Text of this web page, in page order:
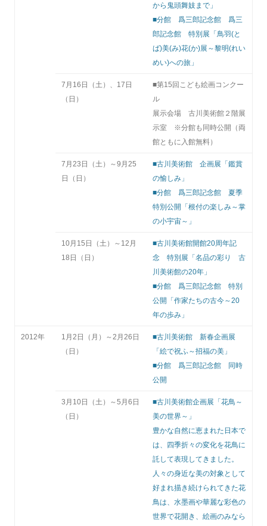
から鬼頭舞妓まで」
■分館 爲三郎記念館 爲三
郎記念館 特別展「鳥羽(と
ば)美(み)花(か)展～黎明(れい
めい)への旅」
7月16日（土）、17日
（日）
■第15回こども絵画コンクー
ル
展示会場 古川美術館２階展
示室 ※分館も同時公開（両
館ともに入館無料）
7月23日（土）～9月25
日（日）
■古川美術館 企画展「鑑賞
の愉しみ」
■分館 爲三郎記念館 夏季
特別公開「根付の楽しみ～掌
の小宇宙～」
10月15日（土）～12月
18日（日）
■古川美術館開館20周年記
念 特別展「名品の彩り 古
川美術館の20年」
■分館 爲三郎記念館 特別
公開「作家たちの古今～20
年の歩み」
2012年
1月2日（月）～2月26日
（日）
■古川美術館 新春企画展
「絵で祝ふ～招福の美」
■分館 爲三郎記念館 同時
公開
3月10日（土）～5月6日
（日）
■古川美術館企画展「花鳥～
美の世界～」
豊かな自然に恵まれた日本で
は、四季折々の変化を花鳥に
託して表現してきました。
人々の身近な美の対象として
好まれ描き続けられてきた花
鳥は、水墨画や華麗な彩色の
世界で花開き、絵画のみなら